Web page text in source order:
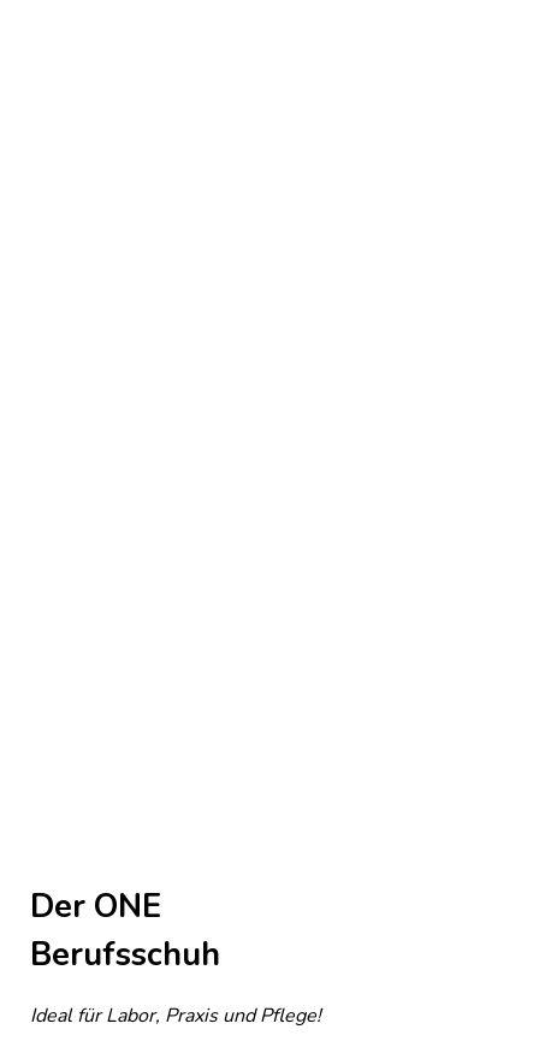
Der ONE
Berufsschuh
Ideal für Labor, Praxis und Pflege!